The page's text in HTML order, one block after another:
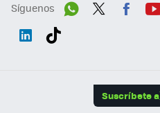
Síguenos
Suscríbete a